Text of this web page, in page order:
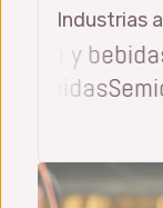
Industrias
y bebidas
y bebidas